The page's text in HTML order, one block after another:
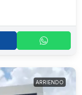
ARRIENDO